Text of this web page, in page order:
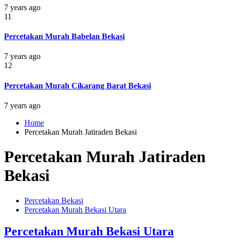
7 years ago
11
Percetakan Murah Babelan Bekasi
7 years ago
12
Percetakan Murah Cikarang Barat Bekasi
7 years ago
Home
Percetakan Murah Jatiraden Bekasi
Percetakan Murah Jatiraden
Bekasi
Percetakan Bekasi
Percetakan Murah Bekasi Utara
Percetakan Murah Bekasi Utara